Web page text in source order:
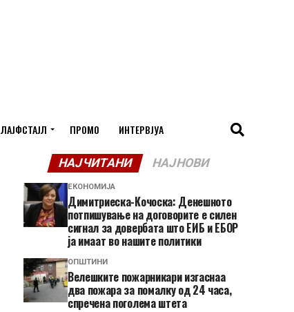
ЛАЈФСТАЈЛ ПРОМО ИНТЕРВЈУА
НАЈЧИТАНИ НАЈНОВИ
ЕКОНОМИЈА
Димитриеска-Кочоска: Денешното
потпишување на договорите е силен
сигнал за довербата што ЕИБ и ЕБОР
ја имаат во нашите политики
ОПШТИНИ
Велешките пожарникари изгаснаа
два пожара за помалку од 24 часа,
спречена поголема штета